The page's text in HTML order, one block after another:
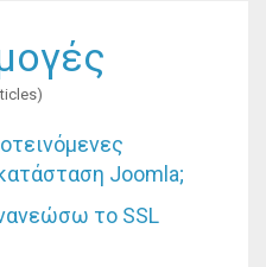
Joomla;
το SSL